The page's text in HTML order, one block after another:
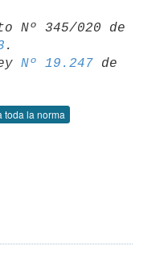
Nº 345/020 de
Nº 19.247 de
toda la norma